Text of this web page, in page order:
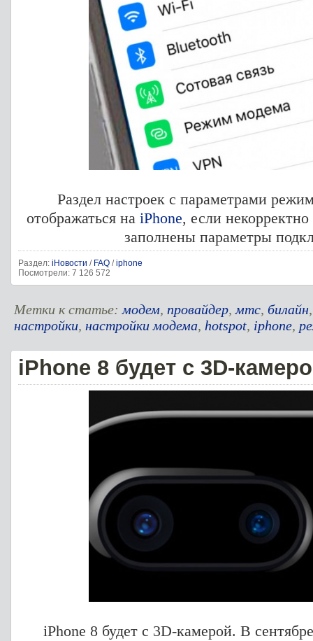
Раздел настроек с параметрами
отображаться на iPhone, если
заполнены параметры
Раздел: iНовости / FAQ /iphone
Посмотрели: 7 126 572
Метки к статье:модем, провайдер,мтс, билайн
настройки, настройки модема, hotspot, iphone,
iPhone 8 будет с 3D-
iPhone 8 будет с 3D-камерой. В